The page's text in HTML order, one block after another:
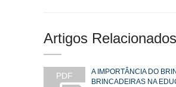
Artigos Relacionados
PDF
A IMPORTÂNCIA DO
BRINCADEIRAS NA